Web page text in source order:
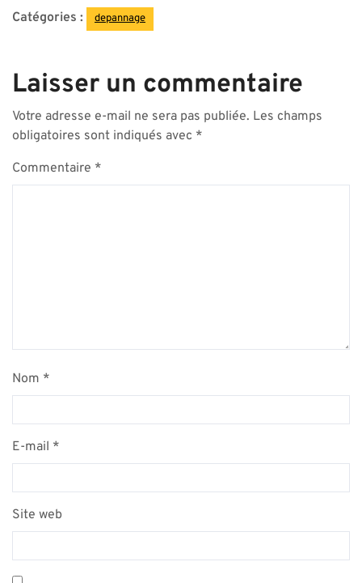
Catégories : depannage
Laisser un commentaire
Votre adresse e-mail ne sera pas publiée. Les champs
obligatoires sont indiqués avec *
Commentaire *
Nom *
E-mail *
Site web